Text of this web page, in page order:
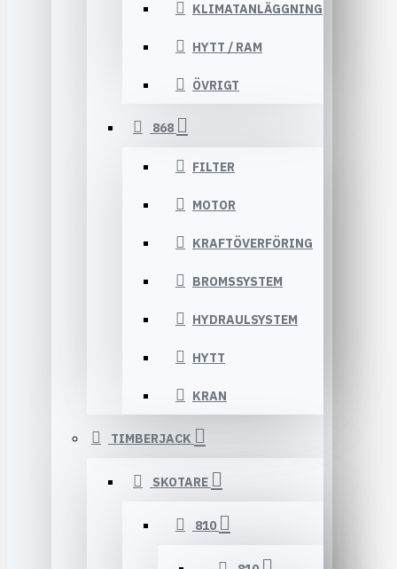
KLIMATANLÄGGNING
HYTT / RAM
ÖVRIGT
868
FILTER
MOTOR
KRAFTÖVERFÖRING
BROMSSYSTEM
HYDRAULSYSTEM
HYTT
KRAN
TIMBERJACK
SKOTARE
810